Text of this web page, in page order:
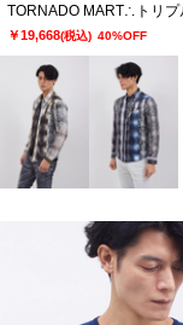
￥19,668(税込) 40%OFF